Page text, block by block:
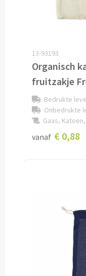
Custom made IZY
Lunchboxen
Lunchbekers
Voedselcontainers
Saladeboxen
Snoeppotten
Snoepblikken
Snoep bedrukken
13-93193
Organisch
fruitzakje
Bedrukte
Onbedrukte
Gaas,
vanaf € 0,88